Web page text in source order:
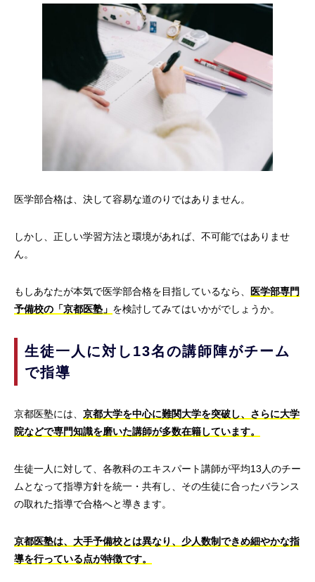
医学部合格は、決して容易な道のりではありません。
しかし、正しい学習方法と環境があれば、不可能ではありませ
ん。
もしあなたが本気で医学部合格を目指しているなら、
医学部専門
予備校の「京都医塾」 を検討してみてはいかがでしょうか。
生徒一人に対し13名の講師陣がチーム
で指導
京都医塾には、 京都大学を中心に難関大学を突破し、さらに大学
院などで専門知識を磨いた講師が多数在籍しています。
生徒一人に対して、各教科のエキスパート講師が平均13人のチー
ムとなって指導方針を統一・共有し、その生徒に合ったバランス
の取れた指導で合格へと導きます。
京都医塾は、大手予備校とは異なり、少人数制できめ細やかな指
導を行っている点が特徴です。